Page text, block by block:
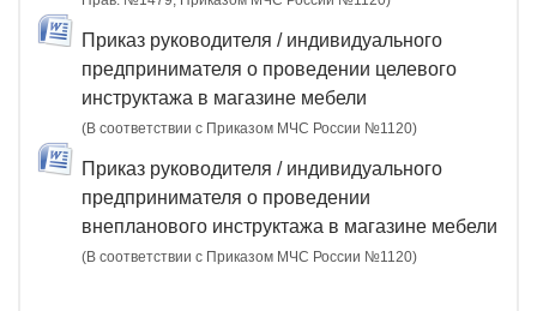
Приказ руководителя / индивидуального
предпринимателя о проведении целевого
инструктажа в магазине мебели
(В соответствии с Приказом МЧС России №1120)
Приказ руководителя / индивидуального
предпринимателя о проведении
внепланового инструктажа в магазине мебели
(В соответствии с Приказом МЧС России №1120)